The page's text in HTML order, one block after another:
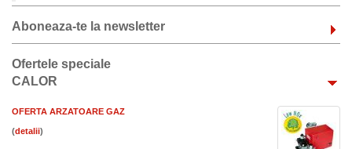
Aboneaza-te la newsletter
Ofertele speciale
CALOR
OFERTA ARZATOARE GAZ
( )